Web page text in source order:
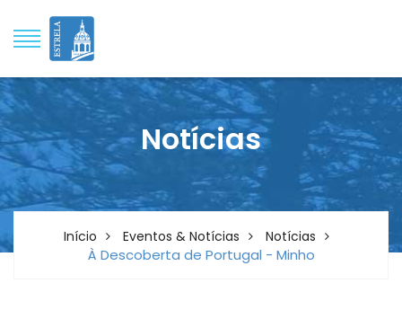
Notícias
Início Eventos & Notícias Notícias
À Descoberta de Portugal - Minho